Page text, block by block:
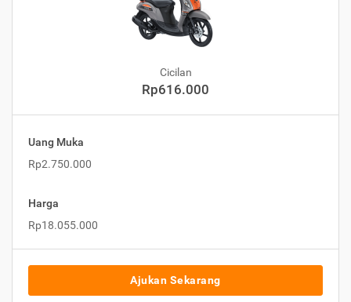
Cicilan
Rp616.000
Uang Muka
Rp2.750.000
Harga
Rp18.055.000
Ajukan Sekarang